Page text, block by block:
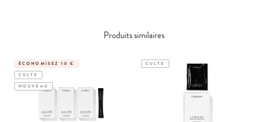
Produits similaires
ÉCONOMISEZ 10 €
CULTE
NOUVEAU
CULTE